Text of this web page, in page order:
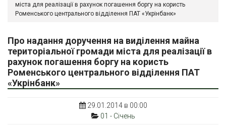
міста для реалізації в рахунок погашення боргу на користь
Роменського центрального відділення ПАТ «Укрінбанк»
Про надання доручення на виділення майна
територіальної громади міста для реалізації в
рахунок погашення боргу на користь
Роменського центрального відділення ПАТ
«Укрінбанк»
29.01.2014 в 00:00
01 - Січень